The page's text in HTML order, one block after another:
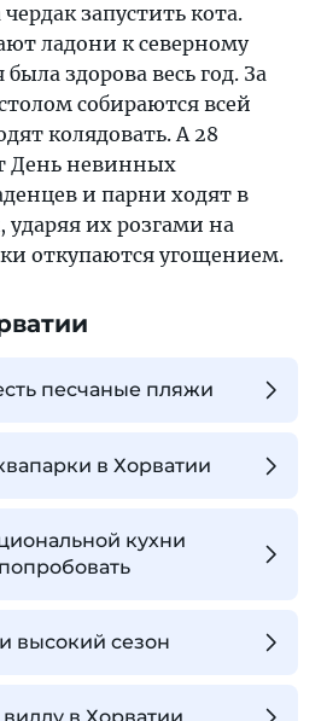
запустить кота.
ладони к северному
здорова весь год. За
собираются всей
колядовать. А 28
День невинных
и парни ходят в
ударяя их розгами на
откупаются угощением.
песчаные пляжи
в Хорватии
кухни
высокий сезон